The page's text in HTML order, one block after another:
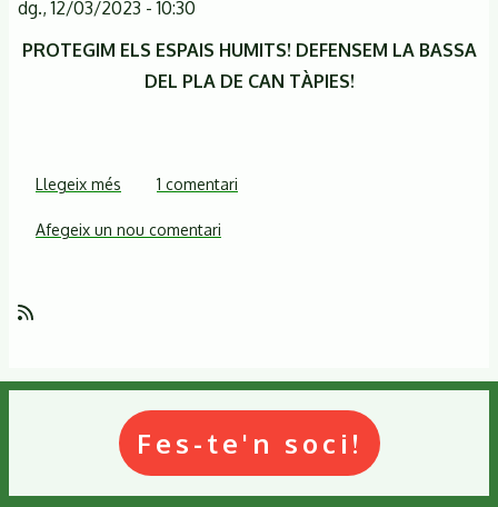
dg., 12/03/2023 - 10:30
PROTEGIM ELS ESPAIS HUMITS! DEFENSEM LA BASSA
DEL PLA DE CAN TÀPIES!
Llegeix més sobre
reivindicativa.
1 comentari
Afegeix un nou comentari
Fes-te'n soci!